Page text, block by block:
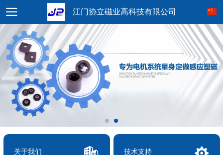
江门协立磁业高科技有限公司
关于我们 技术支持